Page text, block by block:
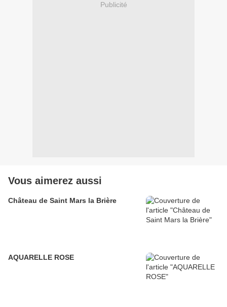
Publicité
Vous aimerez aussi
Château de Saint Mars la Brière
AQUARELLE ROSE